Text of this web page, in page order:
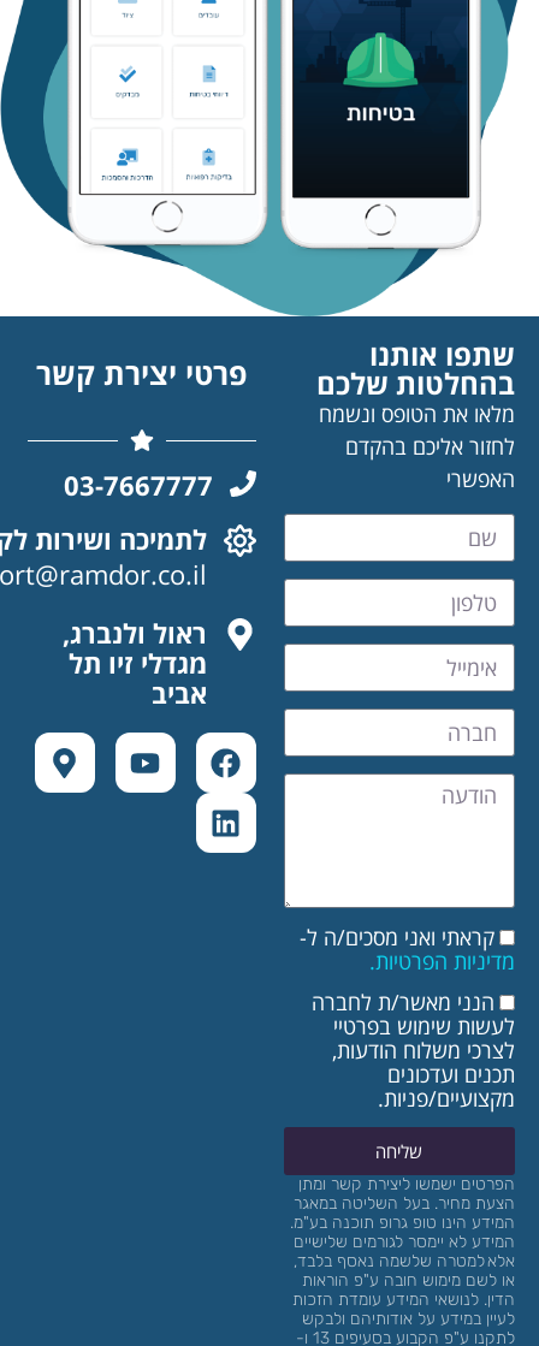
אותנו
שלכם
את הטופס ונשמח
אליכם בהקדם
ואני מסכים/ה ל-
הפרטיות.
מאשר/ת לחברה
שימוש בפרטיי
משלוח הודעות,
ועדכונים
פניות.
ישמשו ליצירת קשר ומתן
בעל השליטה במאגר
הינו טופ גרופ תוכנה בע"מ.
יימסר לגורמים שלישיים
שלשמה נאסף בלבד,
מימוש חובה ע"פ הוראות
המידע עומדת הזכות
על אודותיהם ולבקש
לתקנו ע"פ הקבוע בסעיפים 13 ו-
פרטי יצירת קשר
03-7667777
לתמיכה ושירות לקוחות:
Support@ramdor.co.il
ראול ולנברג,
מגדלי זיו תל